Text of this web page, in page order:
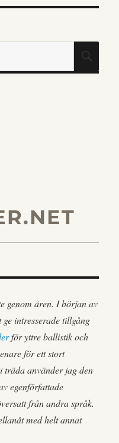
genom åren. I början av
intresserade tillgång
för yttre ballistik och
för ett stort
använder jag den
egenförfattade
från andra språk.
med helt annat